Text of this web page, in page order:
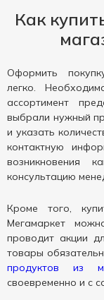
Как
Оформить
легко.
ассортимент
выбрали нужный
и указать
контактную
возникновения
консультацию
Кроме того,
Мегамаркет
проводит акции
товары
продуктов из
своевременно и с